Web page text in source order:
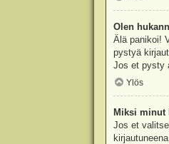
Olen
Älä panikoi!
pystyä
Jos et pysty
Ylös
Miksi minut
Jos et valitse